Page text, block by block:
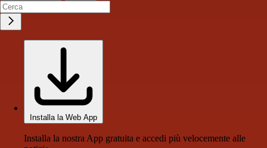
Installa la Web App
Installa la nostra App gratuita e accedi più velocemente alle